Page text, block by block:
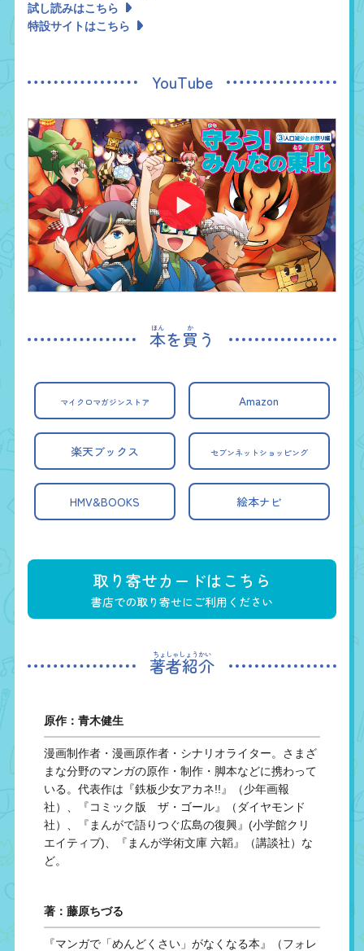
試し読みはこちら
特設サイトはこちら
YouTube
本を買 う
マイクロマガジンストア Amazon
楽天ブックス セブンネットショッピング
HMV&BOOKS 絵本ナビ
取り寄せカードはこちら
書店での取り寄せにご利用ください
著者紹介
原作：青木健生
漫画制作者・漫画原作者・シナリオライター。さまざ
まな分野のマンガの原作・制作・脚本などに携わって
いる。代表作は『鉄板少女アカネ!!』（少年画報
社）、『コミック版 ザ・ゴール』（ダイヤモンド
社）、『まんがで語りつぐ広島の復興』(小学館クリ
エイティブ)、『まんが学術文庫 六韜』（講談社）な
ど。
著：藤原ちづる
『マンガで「めんどくさい」がなくなる本』（フォレ